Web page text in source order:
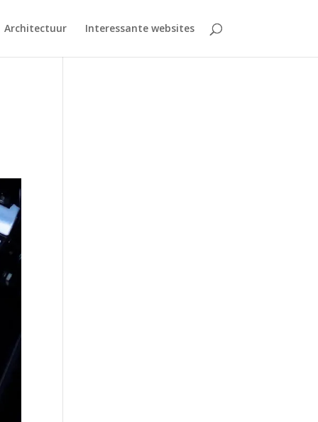
Architectuur Interessante websites